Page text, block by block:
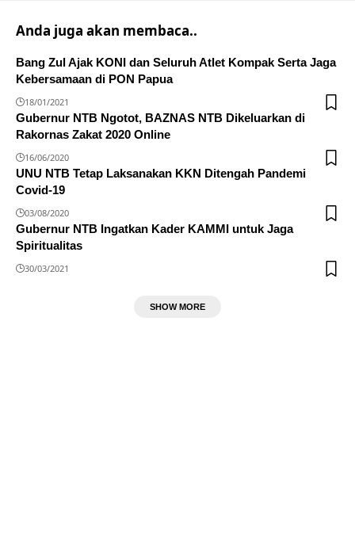
Anda juga akan membaca..
Bang Zul Ajak KONI dan Seluruh Atlet Kompak Serta Jaga
Kebersamaan di PON Papua
18/01/2021
Gubernur NTB Ngotot, BAZNAS NTB Dikeluarkan di
Rakornas Zakat 2020 Online
16/06/2020
UNU NTB Tetap Laksanakan KKN Ditengah Pandemi
Covid-19
03/08/2020
Gubernur NTB Ingatkan Kader KAMMI untuk Jaga
Spiritualitas
30/03/2021
SHOW MORE